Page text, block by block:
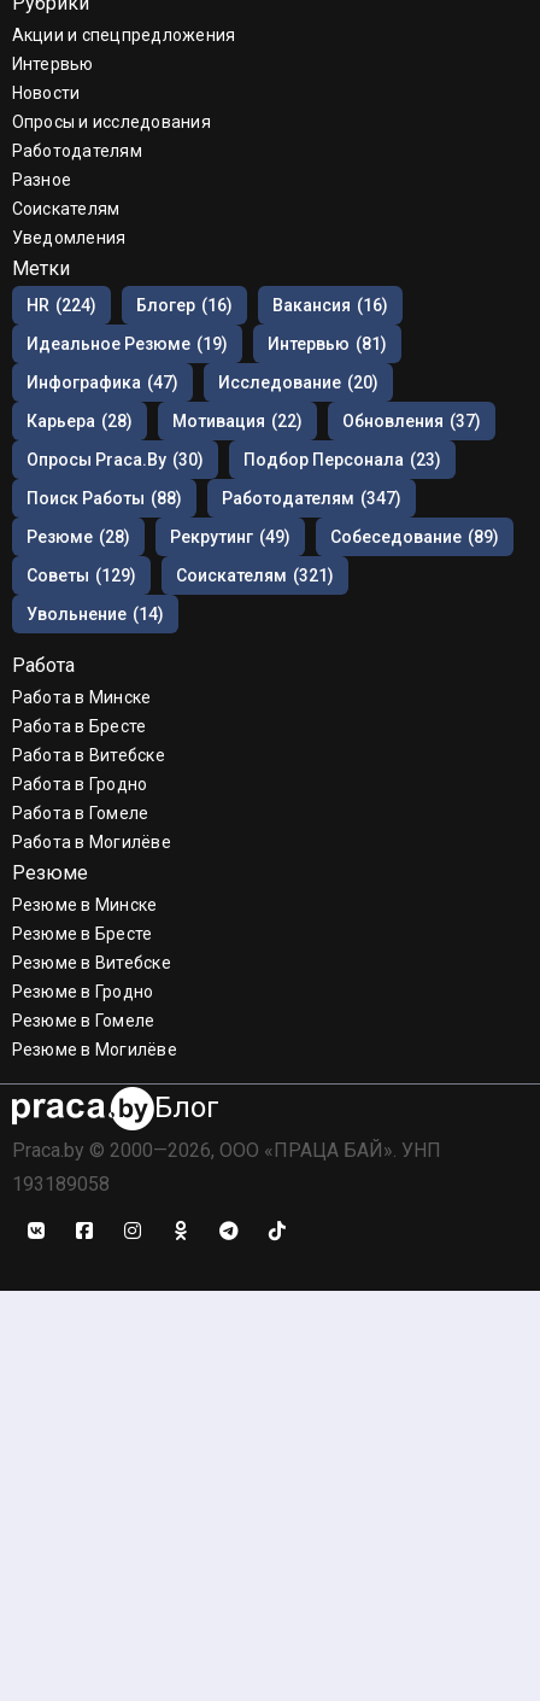
Акции и спецпредложения
Интервью
Новости
Опросы и исследования
Работодателям
Разное
Соискателям
Уведомления
Метки
HR (224) Блогер (16) Вакансия (16)
Идеальное Резюме (19) Интервью (81)
Инфографика (47) Исследование (20)
Карьера (28) Мотивация (22) Обновления (37)
Опросы Praca.by (30) Подбор Персонала (23)
Поиск Работы (88) Работодателям (347)
Резюме (28) Рекрутинг (49) Собеседование (89)
Советы (129) Соискателям (321)
Увольнение (14)
Работа
Работа в Минске
Работа в Бресте
Работа в Витебске
Работа в Гродно
Работа в Гомеле
Работа в Могилёве
Резюме
Резюме в Минске
Резюме в Бресте
Резюме в Витебске
Резюме в Гродно
Резюме в Гомеле
Резюме в Могилёве
Блог
Praca.by © 2000—2026, ООО «ПРАЦА БАЙ». УНП
193189058